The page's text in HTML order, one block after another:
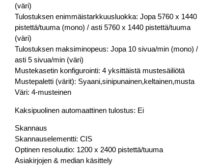
(väri)
Tulostuksen enimmäistarkkuusluokka: Jopa 5760 x 1440
pistettä/tuuma (mono) / asti 5760 x 1440 pistettä/tuuma
(väri)
Tulostuksen maksiminopeus: Jopa 10 sivua/min (mono) /
asti 5 sivua/min (väri)
Mustekasetin konfigurointi: 4 yksittäistä mustesäiliötä
Mustepaletti (värit): Syaani,sinipunainen,keltainen,musta
Väri: 4-musteinen
Kaksipuolinen automaattinen tulostus: Ei
Skannaus
Skannauselementti: CIS
Optinen resoluutio: 1200 x 2400 pistettä/tuuma
Asiakirjojen & median käsittely